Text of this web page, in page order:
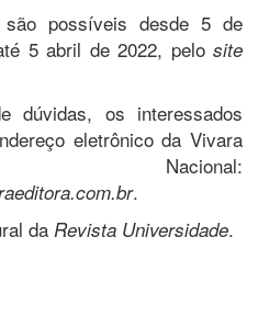
possíveis desde 5 de
5 abril de 2022, pelo site
dúvidas, os interessados
eletrônico da Vivara
.
da Revista Universidade.